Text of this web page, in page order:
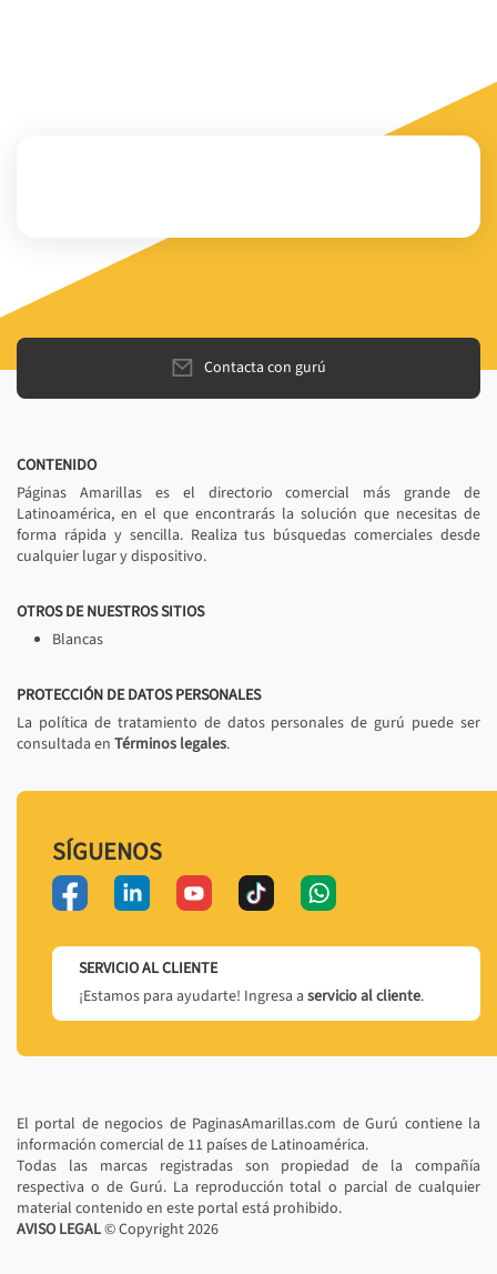
Contacta con gurú
CONTENIDO
Páginas Amarillas es el directorio comercial más grande de
Latinoamérica, en el que encontrarás la solución que necesitas de
forma rápida y sencilla. Realiza tus búsquedas comerciales desde
cualquier lugar y dispositivo.
OTROS DE NUESTROS SITIOS
Blancas
PROTECCIÓN DE DATOS PERSONALES
La política de tratamiento de datos personales de gurú puede ser
consultada en Términos legales.
SÍGUENOS
SERVICIO AL CLIENTE
¡Estamos para ayudarte! Ingresa a servicio al cliente.
El portal de negocios de PaginasAmarillas.com de Gurú contiene la
información comercial de 11 países de Latinoamérica.
Todas las marcas registradas son propiedad de la compañía
respectiva o de Gurú. La reproducción total o parcial de cualquier
material contenido en este portal está prohibido.
AVISO LEGAL© Copyright2026